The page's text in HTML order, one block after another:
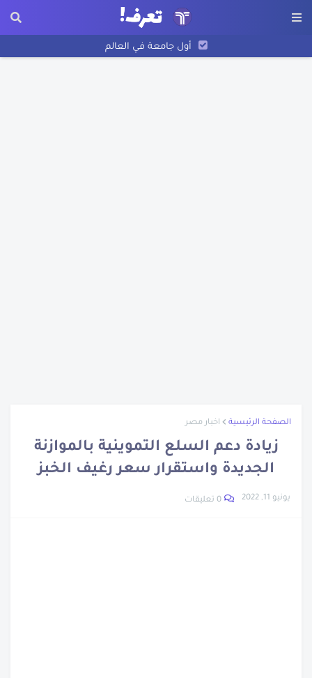
أول جامعة في العالم
نبذة عن جون لوجي بيرد
العشرة المبشرين بالجنة
الصفحة الرئيسية اخبار مصر
زيادة دعم السلع التموينية بالموازنة
الجديدة واستقرار سعر رغيف الخبز
يونيو 11, 2022 0 تعليقات